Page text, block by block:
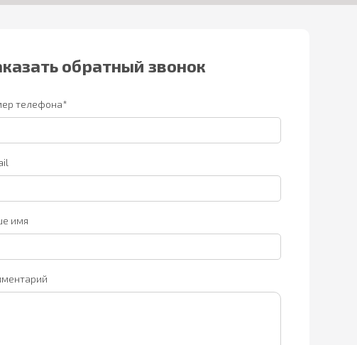
обратный звонок
телефона*
имя